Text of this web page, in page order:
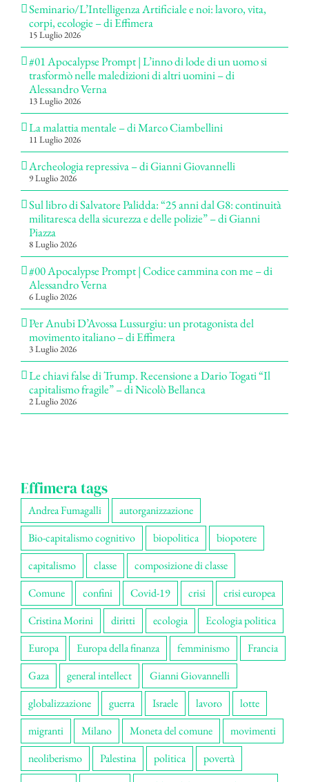
Seminario/L’Intelligenza Artificiale e noi: lavoro, vita,
corpi, ecologie – di Effimera
15 Luglio 2026
#01 Apocalypse Prompt | L’inno di lode di un uomo si
trasformò nelle maledizioni di altri uomini – di
Alessandro Verna
13 Luglio 2026
La malattia mentale – di Marco Ciambellini
11 Luglio 2026
Archeologia repressiva – di Gianni Giovannelli
9 Luglio 2026
Sul libro di Salvatore Palidda: “25 anni dal G8: continuità
militaresca della sicurezza e delle polizie” – di Gianni
Piazza
8 Luglio 2026
#00 Apocalypse Prompt | Codice cammina con me – di
Alessandro Verna
6 Luglio 2026
Per Anubi D’Avossa Lussurgiu: un protagonista del
movimento italiano – di Effimera
3 Luglio 2026
Le chiavi false di Trump. Recensione a Dario Togati “Il
capitalismo fragile” – di Nicolò Bellanca
2 Luglio 2026
Effimera tags
Andrea Fumagalli
autorganizzazione
Bio-capitalismo cognitivo
biopolitica
biopotere
capitalismo
classe
composizione di classe
Comune
confini Covid-19 crisi
crisi europea
Cristina Morini
diritti ecologia
Ecologia politica
Europa
Europa della finanza femminismo
Francia
Gaza
general intellect
Gianni Giovannelli
globalizzazione
guerra Israele lavoro
lotte
migranti
Milano Moneta del comune
movimenti
neoliberismo
Palestina politica
povertà